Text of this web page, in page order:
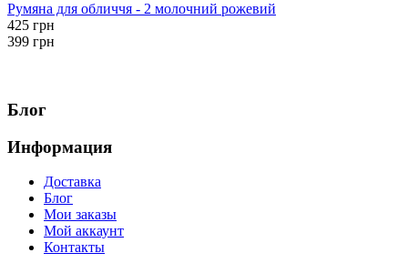
Румяна для обличчя - 2 молочний рожевий
425 грн
399 грн
Блог
Информация
Доставка
Блог
Мои заказы
Мой аккаунт
Контакты